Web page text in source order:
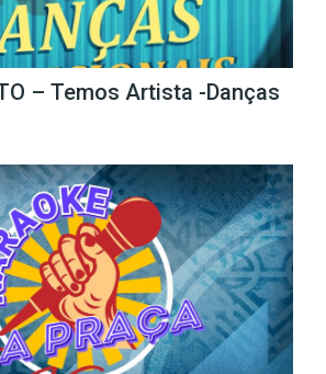
– Temos Artista -Danças